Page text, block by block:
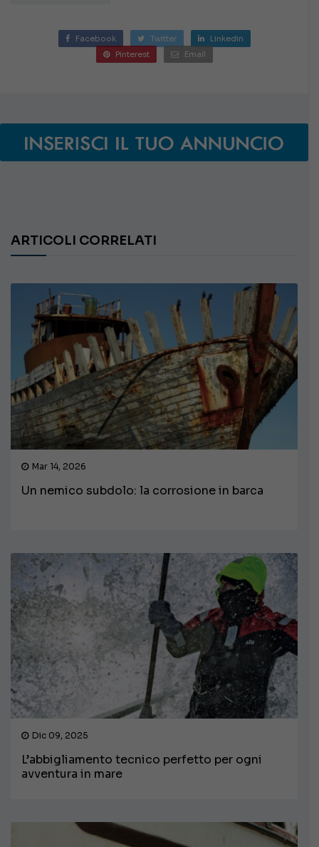
Facebook Twitter
Linkedin
Pinterest
Email
ARTICOLI CORRELATI
Mar 14, 2026
Un nemico subdolo: la corrosione in barca
Dic 09, 2025
L’abbigliamento tecnico perfetto per ogni
avventura in mare